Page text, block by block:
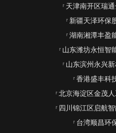
天津南开区瑞
新疆天泽环保
湖南湘潭丰盈
山东潍坊永恒智
山东滨州永兴
香港盛丰科
北京海淀区金茂
四川锦江区启航
台湾顺昌环